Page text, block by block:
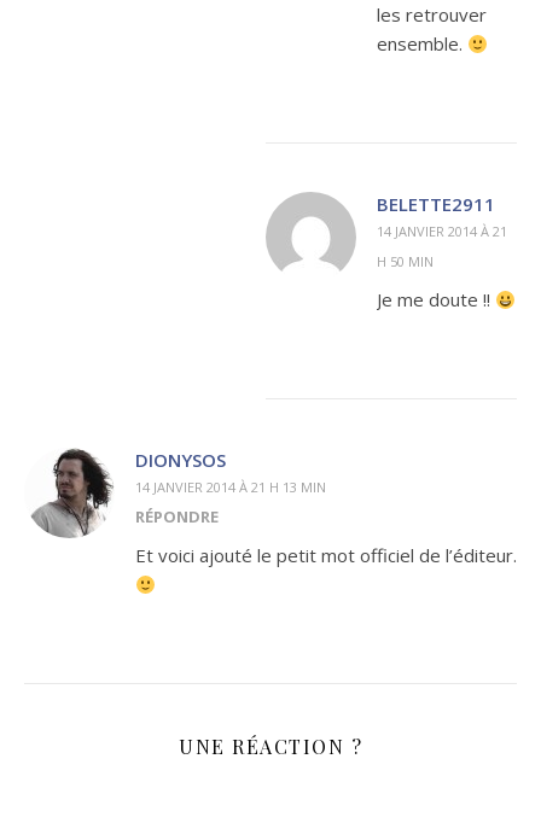
les retrouver
ensemble.
BELETTE2911
14 JANVIER 2014 À 21
H 50 MIN
Je me doute !!
DIONYSOS
14 JANVIER 2014 À 21 H 13 MIN
RÉPONDRE
Et voici ajouté le petit mot officiel de l’éditeur.
UNE RÉACTION ?